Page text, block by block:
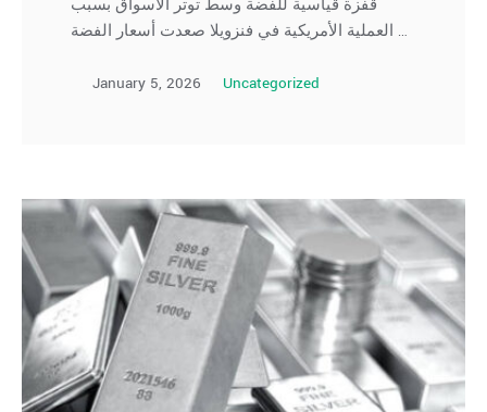
قفزة قياسية للفضة وسط توتر الأسواق بسبب
العملية الأمريكية في فنزويلا صعدت أسعار الفضة …
January 5, 2026 Uncategorized